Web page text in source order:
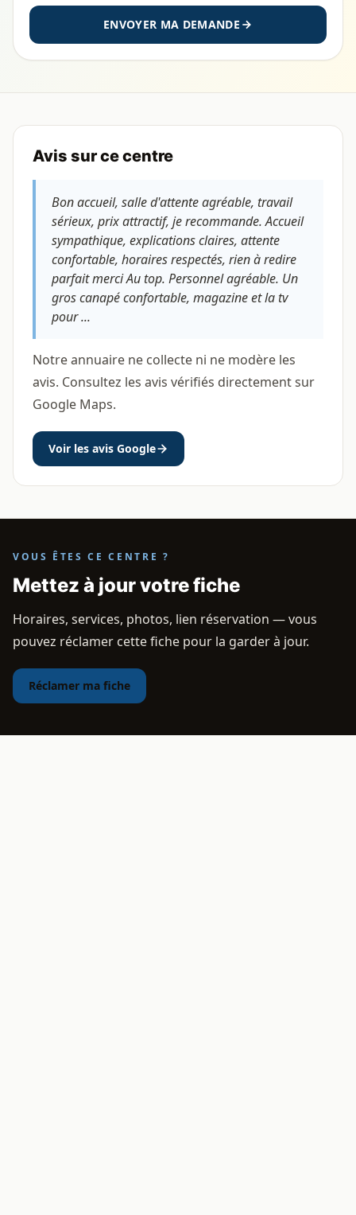
ENVOYER MA DEMANDE
Avis sur ce centre
Bon accueil, salle d'attente agréable, travail
sérieux, prix attractif, je recommande. Accueil
sympathique, explications claires, attente
confortable, horaires respectés, rien à redire
parfait merci Au top. Personnel agréable. Un
gros canapé confortable, magazine et la tv
pour ...
Notre annuaire ne collecte ni ne modère les
avis. Consultez les avis vérifiés directement sur
Google Maps.
Voir les avis Google
VOUS ÊTES CE CENTRE ?
Mettez à jour votre fiche
Horaires, services, photos, lien réservation — vous
pouvez réclamer cette fiche pour la garder à jour.
Réclamer ma fiche